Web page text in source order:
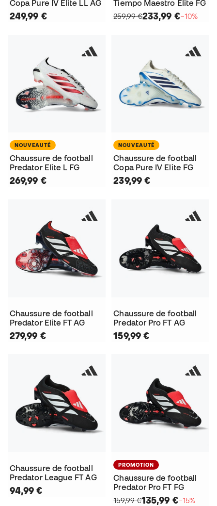
Copa Pure IV Elite LL AG
249,99 €
Tiempo Maestro Elite FG
259,99 €233,99 €−10%
NOUVEAUTÉ
Chaussure de football
Predator Elite L FG
269,99 €
NOUVEAUTÉ
Chaussure de football
Copa Pure IV Elite FG
239,99 €
Chaussure de football
Predator Elite FT AG
279,99 €
Chaussure de football
Predator Pro FT AG
159,99 €
Chaussure de football
Predator League FT AG
94,99 €
PROMOTION
Chaussure de football
Predator Pro FT FG
159,99 €135,99 €−15%